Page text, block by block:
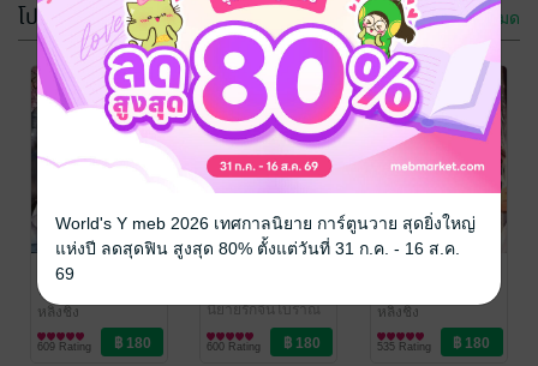
ดวงใจข้ามอบ
แด่นางผู้เป็น
ที่รัก
นิยายรักจีนโบราณ
512 Rating
เมื่อนางร้ายอาจ
ได้พบรักนิรันดร์
โปรโมชัน ดูทั้งหมด
-43%
รักจนไม่อาจ
ปล่อยนาง
หลิ่งชิง
นิยายรักจีนโบราณ
609 Rating
-43%
นิยายรักจีนโบราณ
600 Rating
-43%
หลิ่งชิง
นิยายรักจีนโบราณ
535 Rating
World's Y meb 2026 เทศกาลนิยาย การ์ตูนวาย สุดยิ่งใหญ่
แห่งปี ลดสุดฟิน สูงสุด 80% ตั้งแต่วันที่ 31 ก.ค. - 16 ส.ค.
69